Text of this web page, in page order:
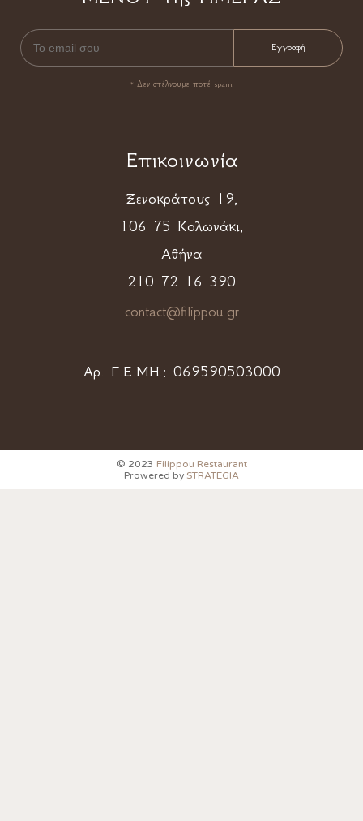
* Δεν στέλνουμε ποτέ spam!
Επικοινωνία
Ξενοκράτους 19,
106 75 Κολωνάκι,
Αθήνα
210 72 16 390
contact@filippou.gr
Αρ. Γ.Ε.ΜΗ.: 069590503000
© 2023 Filippou Restaurant
Prowered by STRATEGIA